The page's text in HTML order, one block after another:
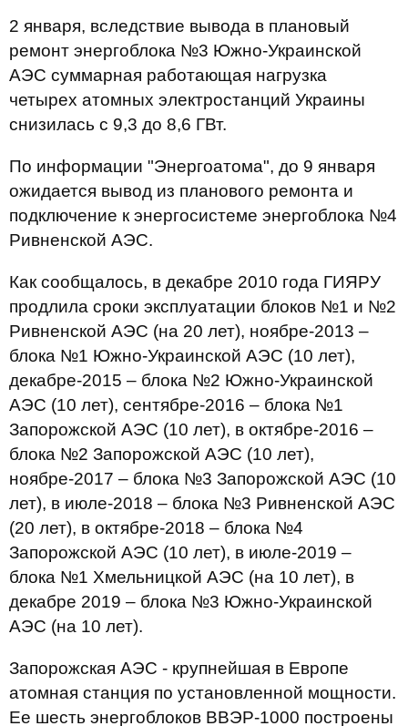
2 января, вследствие вывода в плановый
ремонт энергоблока №3 Южно-Украинской
АЭС суммарная работающая нагрузка
четырех атомных электростанций Украины
снизилась с 9,3 до 8,6 ГВт.
По информации "Энергоатома", до 9 января
ожидается вывод из планового ремонта и
подключение к энергосистеме энергоблока №4
Ривненской АЭС.
Как сообщалось, в декабре 2010 года ГИЯРУ
продлила сроки эксплуатации блоков №1 и №2
Ривненской АЭС (на 20 лет), ноябре-2013 –
блока №1 Южно-Украинской АЭС (10 лет),
декабре-2015 – блока №2 Южно-Украинской
АЭС (10 лет), сентябре-2016 – блока №1
Запорожской АЭС (10 лет), в октябре-2016 –
блока №2 Запорожской АЭС (10 лет),
ноябре-2017 – блока №3 Запорожской АЭС (10
лет), в июле-2018 – блока №3 Ривненской АЭС
(20 лет), в октябре-2018 – блока №4
Запорожской АЭС (10 лет), в июле-2019 –
блока №1 Хмельницкой АЭС (на 10 лет), в
декабре 2019 – блока №3 Южно-Украинской
АЭС (на 10 лет).
Запорожская АЭС - крупнейшая в Европе
атомная станция по установленной мощности.
Ее шесть энергоблоков ВВЭР-1000 построены